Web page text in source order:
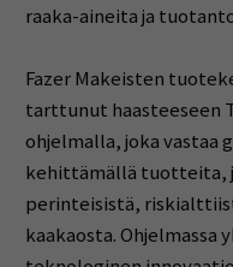
raaka-aineita ja
Fazer Makeisten
tarttunut haasteeseen
ohjelmalla, joka vastaa
kehittämällä tuotteita,
perinteisistä,
kaakaosta. Ohjelmassa